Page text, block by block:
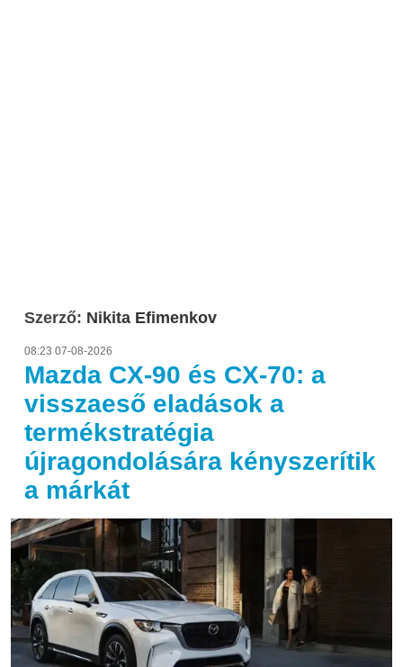
Szerző: Nikita Efimenkov
08:23 07-08-2026
Mazda CX-90 és CX-70: a
visszaeső eladások a
termékstratégia
újragondolására kényszerítik
a márkát